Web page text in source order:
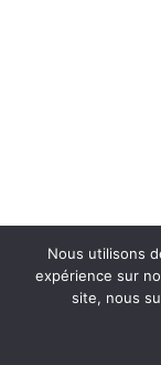
Nous utilisons
expérience sur
site, nous